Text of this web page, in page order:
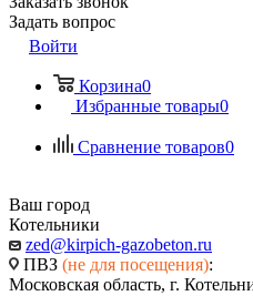
Задать вопрос
Войти
Корзина0
Избранные товары0
Сравнение товаров0
Ваш город
Котельники
zed@kirpich-gazobeton.ru
ПВЗ (не для посещения):
Московская область, г.